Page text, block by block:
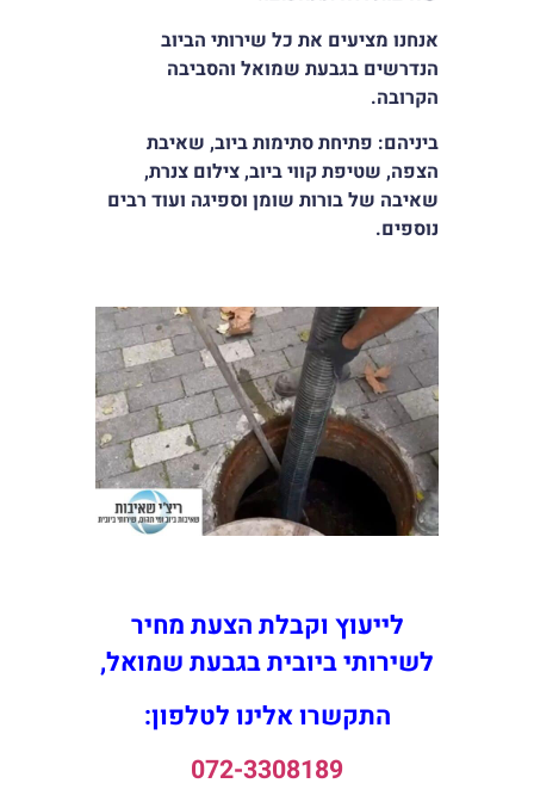
לאפס
האפשרויות
cached
אנחנו מציעים את כל שירותי הביוב
הנדרשים בגבעת שמואל והסביבה
הקרובה.
ביניהם: פתיחת סתימות ביוב, שאיבת
הצפה, שטיפת קווי ביוב, צילום צנרת,
שאיבה של בורות שומן וספיגה ועוד רבים
נוספים.
לייעוץ וקבלת הצעת מחיר
לשירותי ביובית בגבעת שמואל,
התקשרו אלינו לטלפון:
072-3308189